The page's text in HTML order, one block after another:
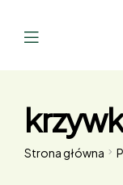
Strona główna